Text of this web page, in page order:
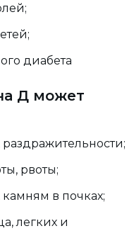
диабета
Д может
рвоты;
в почках;
легких и